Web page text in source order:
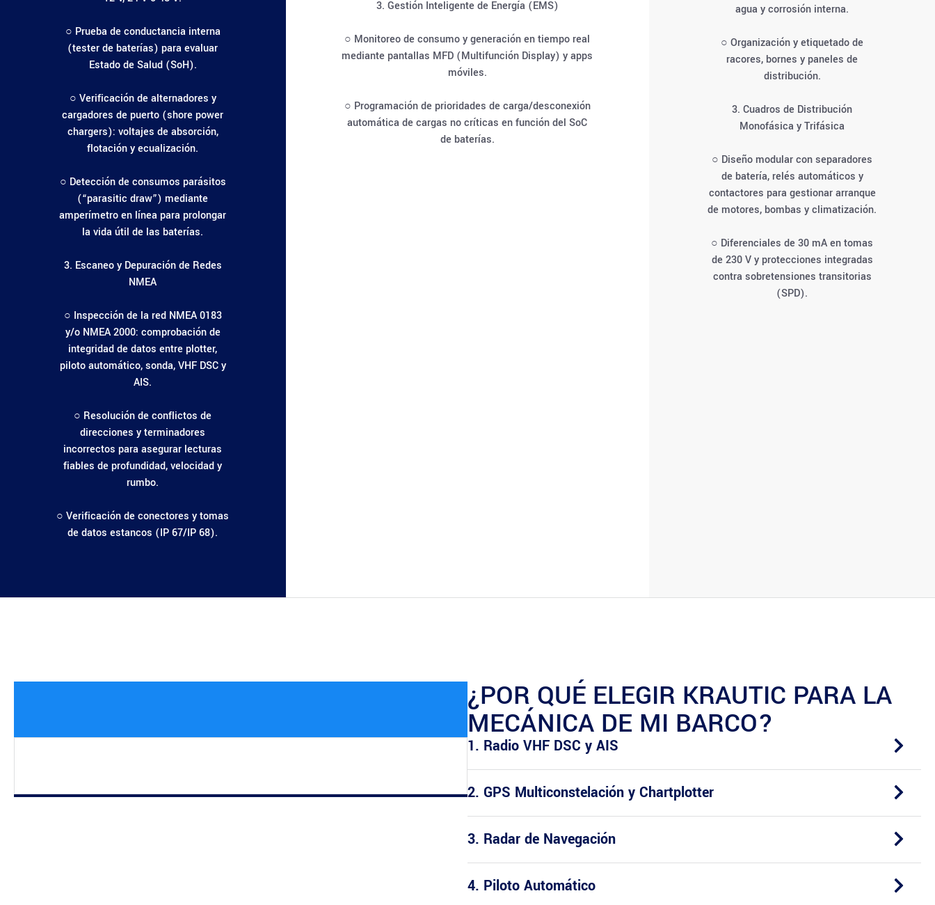
○ Prueba de conductancia interna
(tester de baterías) para evaluar
Estado de Salud (SoH).
○ Verificación de alternadores y
cargadores de puerto (shore power
chargers): voltajes de absorción,
flotación y ecualización.
○ Detección de consumos parásitos
(“parasitic draw”) mediante
amperímetro en línea para prolongar
la vida útil de las baterías.
3. Escaneo y Depuración de Redes
NMEA
○ Inspección de la red NMEA 0183
y/o NMEA 2000: comprobación de
integridad de datos entre plotter,
piloto automático, sonda, VHF DSC y
AIS.
○ Resolución de conflictos de
direcciones y terminadores
incorrectos para asegurar lecturas
fiables de profundidad, velocidad y
rumbo.
○ Verificación de conectores y tomas
de datos estancos (IP 67/IP 68).
3. Gestión Inteligente de Energía (EMS)
○ Monitoreo de consumo y generación en tiempo real
mediante pantallas MFD (Multifunción Display) y apps
móviles.
○ Programación de prioridades de carga/desconexión
automática de cargas no críticas en función del SoC
de baterías.
agua y corrosión interna.
○ Organización y etiquetado de
racores, bornes y paneles de
distribución.
3. Cuadros de Distribución
Monofásica y Trifásica
○ Diseño modular con separadores
de batería, relés automáticos y
contactores para gestionar arranque
de motores, bombas y climatización.
○ Diferenciales de 30 mA en tomas
de 230 V y protecciones integradas
contra sobretensiones transitorias
(SPD).
¿POR QUÉ ELEGIR KRAUTIC PARA LA
MECÁNICA DE MI BARCO?
1. Radio VHF DSC y AIS
2. GPS Multiconstelación y Chartplotter
3. Radar de Navegación
4. Piloto Automático